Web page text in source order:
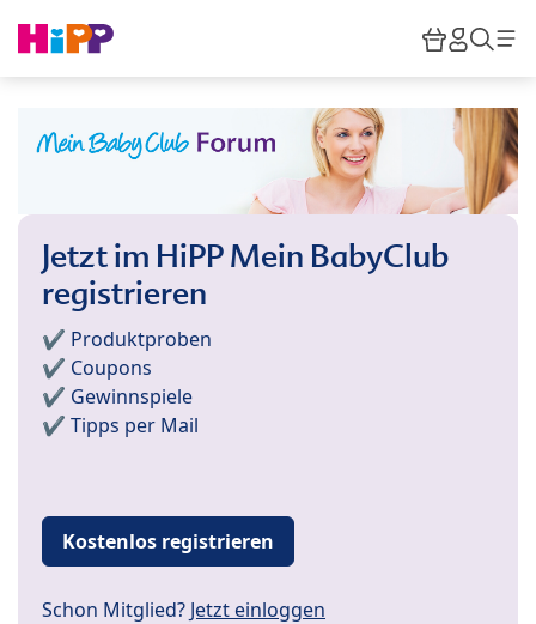
HiPP
Jetzt im HiPP Mein BabyClub
registrieren
✔️ Produktproben
✔️ Coupons
✔️ Gewinnspiele
✔️ Tipps per Mail
Kostenlos registrieren
Schon Mitglied? Jetzt einloggen